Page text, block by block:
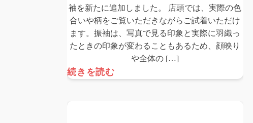
袖を新たに追加しました。 店頭では、実際の色
合いや柄をご覧いただきながらご試着いただけ
ます。振袖は、写真で見る印象と実際に羽織っ
たときの印象が変わることもあるため、顔映り
や全体の […]
続きを読む